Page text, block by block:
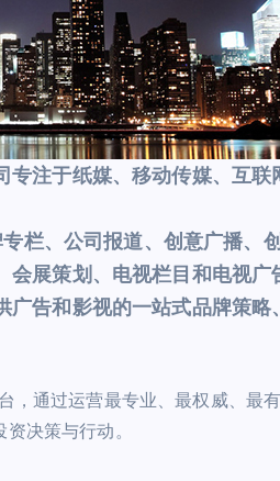
注于纸媒、移动传媒、互联
栏、公司报道、创意广播、
展策划、电视栏目和电视广
告和影视的一站式品牌策略
，通过运营最专业、最权威、最
决策与行动。